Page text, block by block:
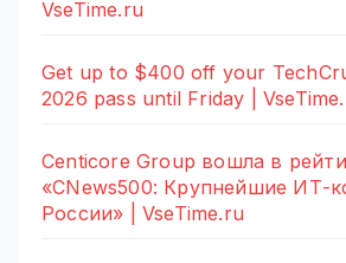
VseTime.ru
Get up to $400 off your
2026 pass until Friday |
Centicore Group вошла в
«CNews500: Крупнейшие ИТ-
России» | VseTime.ru